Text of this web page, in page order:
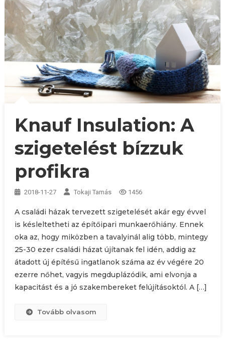
Knauf Insulation: A
szigetelést bízzuk
profikra
2018-11-27 Tokaji Tamás 1456
A családi házak tervezett szigetelését akár egy évvel
is késleltetheti az építőipari munkaerőhiány. Ennek
oka az, hogy miközben a tavalyinál alig több, mintegy
25-30 ezer családi házat újítanak fel idén, addig az
átadott új építésű ingatlanok száma az év végére 20
ezerre nőhet, vagyis megduplázódik, ami elvonja a
kapacitást és a jó szakembereket felújításoktól. A […]
Tovább olvasom